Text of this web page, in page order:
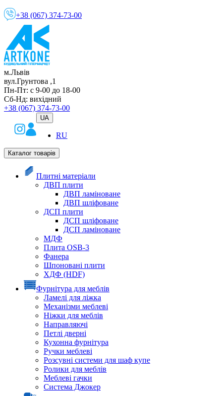
+38 (067) 374-73-00
м.Львів
вул.Грунтова ,1
Пн-Пт: с 9-00 до 18-00
Сб-Нд: вихідний
+38 (067) 374-73-00
UA
RU
Каталог товарів
Плитні матеріали
ДВП плити
ДВП ламіноване
ДВП шліфоване
ДСП плити
ДСП шліфоване
ДСП ламіноване
МДФ
Плита OSB-3
Фанера
Шпоновані плити
ХДФ (HDF)
Фурнітура для меблів
Ламелі для ліжка
Механізми меблеві
Ніжки для меблів
Направляючі
Петлі дверні
Кухонна фурнітура
Ручки меблеві
Розсувні системи для шаф купе
Ролики для меблів
Меблеві гачки
Система Джокер